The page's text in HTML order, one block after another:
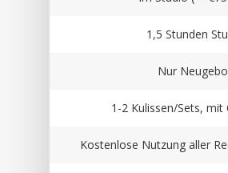
1,5 Stunden
Nur
1-2 Kulissen/Sets,
Kostenlose Nutzung aller